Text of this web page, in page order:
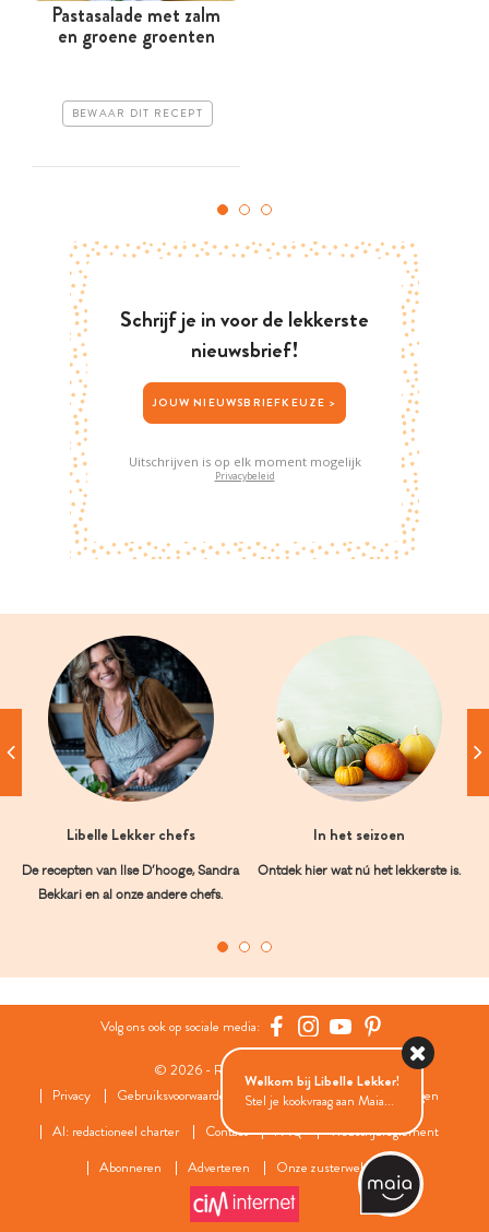
Pastasalade met zalm
en groene groenten
BEWAAR DIT RECEPT
Schrijf je in voor de lekkerste
nieuwsbrief!
JOUW NIEUWSBRIEFKEUZE >
Uitschrijven is op elk moment mogelijk
Privacybeleid
Libelle Lekker chefs
De recepten van Ilse D’hooge, Sandra
Bekkari en al onze andere chefs.
In het seizoen
Ontdek hier wat nú het lekkerste is.
Volg ons ook op sociale media:
© 2026 - Roularta Media Group
Privacy
Gebruiksvoorwaarden Cookies
Cookies instellingen
AI: redactioneel charter
Contact FAQ
Wedstrijdreglement
Abonneren
Adverteren Onze zusterwebsites
Welkom bij Libelle Lekker!
Stel je kookvraag aan Maia...